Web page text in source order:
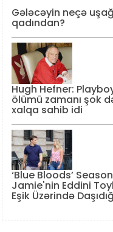
Gələcəyin neçə
qadından?
Hugh Hefner:
ölümü zamanı şok
xalqa sahib idi
‘Blue Bloods’
Jamie'nin Eddini
Eşik Üzərində